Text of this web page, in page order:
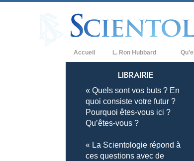
Accueil L. Ron Hubbard
Credos
Les
À
LIBRAIRIE
« Quels sont vos buts ? En
quoi consiste votre futur ?
Pourquoi êtes-vous ici ?
Qu’êtes-vous ?
« La Scientologie répond à
ces questions avec de